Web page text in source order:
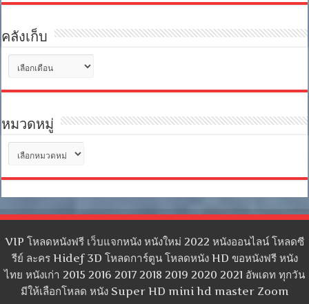
คลังเก็บ
เก็บ
หมวดหมู่
หมู่
VIP โหลดหนังฟรี เว็บแจกหนัง หนังใหม่ 2022 หนังออนไลน์ โหลดซี
รีย์ ละคร Hidef 3D โหลดการ์ตูน โหลดหนัง HD ขอหนังฟรี หนัง
ไทย หนังเก่า 2015 2016 2017 2018 2019 2020 2021 อัพเดท ทุกวัน
มีให้เลือกโหลด หนัง Super HD mini hd master Zoom